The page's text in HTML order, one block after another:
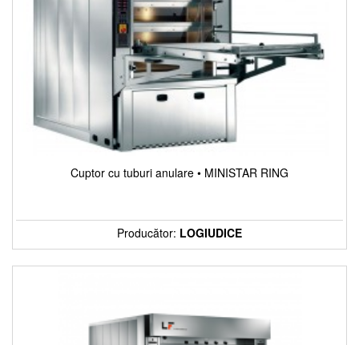
Cuptor cu tuburi anulare • MINISTAR RING
Producător: LOGIUDICE